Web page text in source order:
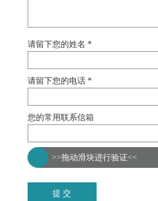
请留下您的姓名 *
请留下您的电话 *
您的常用联系信箱
>>拖动滑块进行验证<<